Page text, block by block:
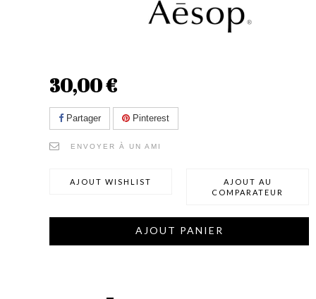
30,00 €
Partager Pinterest
ENVOYER À UN AMI
AJOUT WISHLIST
AJOUT AU
COMPARATEUR
AJOUT PANIER